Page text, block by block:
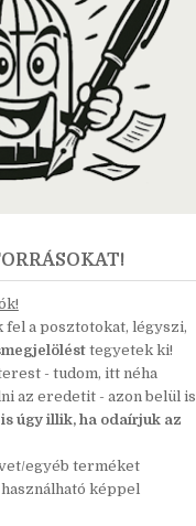
fel a posztotokat, légyszi,
tegyetek ki!
- tudom, itt néha
az eredetit - azon belül is
úgy illik, ha odaírjuk az
egyéb terméket
képpel